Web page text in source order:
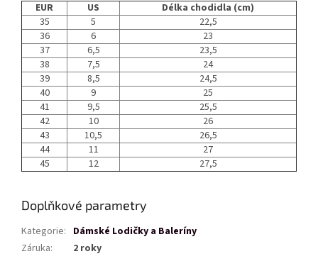
EUR
US
Délka chodidla (cm)
35
5
22,5
36
6
23
37
6,5
23,5
38
7,5
24
39
8,5
24,5
40
9
25
41
9,5
25,5
42
10
26
43
10,5
26,5
44
11
27
45
12 27,5
Doplňkové parametry
Kategorie: Dámské Lodičky a Baleríny
Záruka: 2 roky